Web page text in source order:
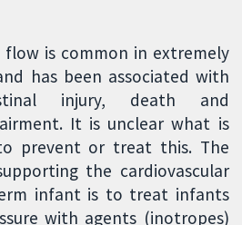
flow is common in extremely
has been associated with
injury, death and
It is unclear what is
prevent or treat this. The
the cardiovascular
infant is to treat infants
with agents (inotropes)